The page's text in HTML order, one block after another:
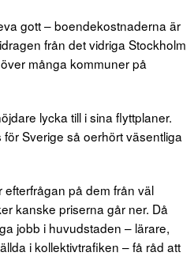
gott – boendekostnaderna är
från det vidriga Stockholm
många kommuner på
lycka till i sina flyttplaner.
Sverige så oerhört väsentliga
efterfrågan på dem från väl
kanske priserna går ner. Då
jobb i huvudstaden – lärare,
i kollektivtrafiken – få råd att